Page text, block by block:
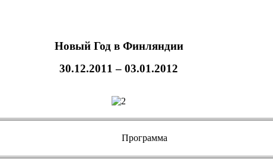
Новый Год в Финляндии
30.12.2011 – 03.01.2012
Программа